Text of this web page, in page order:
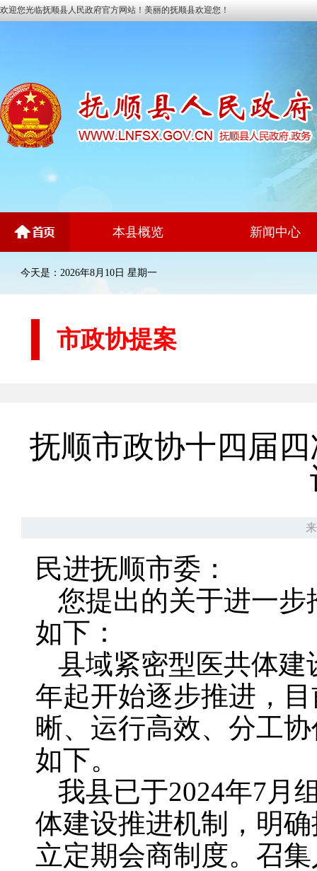
欢迎您光临抚顺县人民政府官方网站！美丽的抚顺县欢迎您！
本县概览 新闻中心
今天是：2026年8月10日 星期一
市政协提案
抚顺市政协十四届
民进抚顺市委：
您提出的关于进一
如下：
县域紧密型医共体建
年起开始逐步推进，
晰、运行高效、分工
如下。
我县已于2024年7月
体建设推进机制，明
立定期会商制度。召